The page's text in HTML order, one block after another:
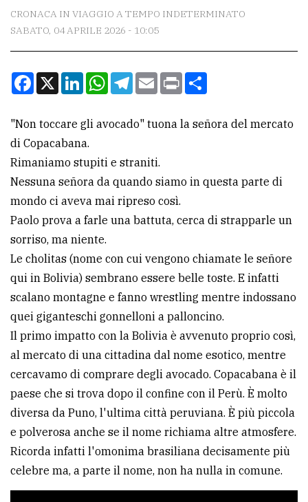
La
redazione
Per
tua
pubblicità
CERCA
Cerca
per
comune
Ricerca
avanzata
LE
ALTRE
TESTATE
PRIVACY
CRONACA IN VIAGGIO A TEMPO INDETERMINATO
SABATO, 04 APRILE 2026 - 10:05
Facebook
X LinkedInWhatsApp
Telegram
EmailPrint
"Non toccare gli avocado" tuona la señora del mercato
di Copacabana.
Rimaniamo stupiti e straniti.
Nessuna señora da quando siamo in questa parte di
mondo ci aveva mai ripreso così.
Paolo prova a farle una battuta, cerca di strapparle un
sorriso, ma niente.
Le cholitas (nome con cui vengono chiamate le señore
qui in Bolivia) sembrano essere belle toste. E infatti
scalano montagne e fanno wrestling mentre indossano
quei giganteschi gonnelloni a palloncino.
Il primo impatto con la Bolivia è avvenuto proprio così,
al mercato di una cittadina dal nome esotico, mentre
cercavamo di comprare degli avocado. Copacabana è il
paese che si trova dopo il confine con il Perù. È molto
diversa da Puno, l'ultima città peruviana. È più piccola
e polverosa anche se il nome richiama altre atmosfere.
Ricorda infatti l'omonima brasiliana decisamente più
celebre ma, a parte il nome, non ha nulla in comune.